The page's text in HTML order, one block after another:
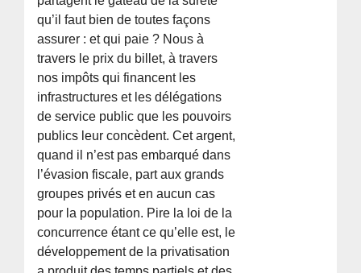
qu’il faut bien de toutes façons
assurer : et qui paie ? Nous à
travers le prix du billet, à travers
nos impôts qui financent les
infrastructures et les délégations
de service public que les pouvoirs
publics leur concèdent. Cet argent,
quand il n’est pas embarqué dans
l’évasion fiscale, part aux grands
groupes privés et en aucun cas
pour la population. Pire la loi de la
concurrence étant ce qu’elle est, le
développement de la privatisation